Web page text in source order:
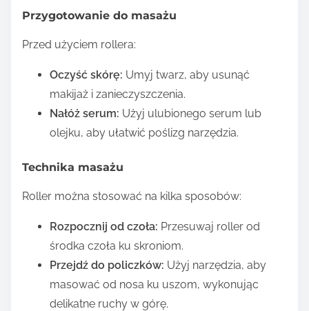
Przygotowanie do masażu
Przed użyciem rollera:
Oczyść skórę: Umyj twarz, aby usunąć
makijaż i zanieczyszczenia.
Nałóż serum: Użyj ulubionego serum lub
olejku, aby ułatwić poślizg narzędzia.
Technika masażu
Roller można stosować na kilka sposobów:
Rozpocznij od czoła: Przesuwaj roller od
środka czoła ku skroniom.
Przejdź do policzków: Użyj narzędzia, aby
masować od nosa ku uszom, wykonując
delikatne ruchy w górę.